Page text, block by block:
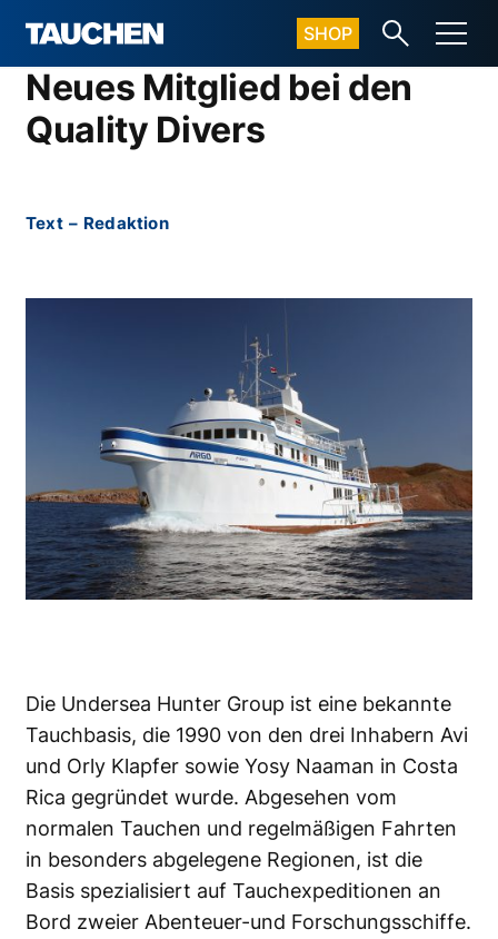
SHOP
Neues Mitglied bei den
Quality Divers
Text – Redaktion
Die Undersea Hunter Group ist eine bekannte
Tauchbasis, die 1990 von den drei Inhabern Avi
und Orly Klapfer sowie Yosy Naaman in Costa
Rica gegründet wurde. Abgesehen vom
normalen Tauchen und regelmäßigen Fahrten
in besonders abgelegene Regionen, ist die
Basis spezialisiert auf Tauchexpeditionen an
Bord zweier Abenteuer-und Forschungsschiffe.